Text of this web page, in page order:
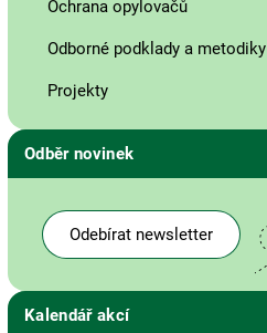
Ochrana opylovačů
Odborné podklady a metodiky
Projekty
Odběr novinek
Odebírat newsletter
Kalendář akcí